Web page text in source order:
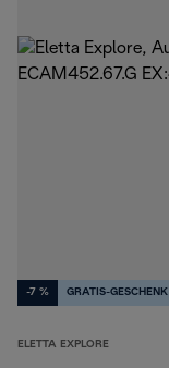
-7 % GRATIS-GESCHENK
ELETTA EXPLORE